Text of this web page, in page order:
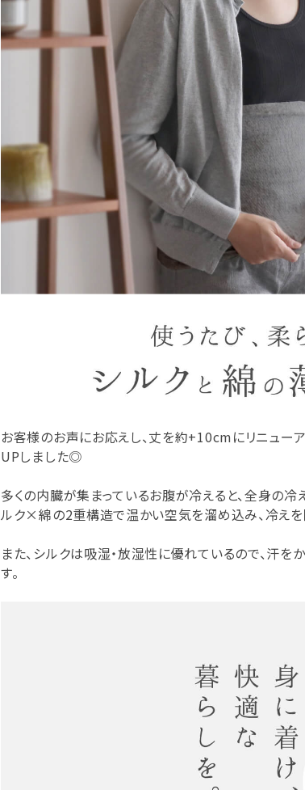
お客様のお声にお応えし、丈を約+10cmにリニュー
UPしました◎
多くの内臓が集まっているお腹が冷えると、全身の冷
ルク×綿の2重構造で温かい空気を溜め込み、冷えを
また、シルクは吸湿・放湿性に優れているので、汗
す。